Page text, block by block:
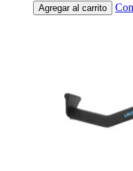
Agregar al carrito